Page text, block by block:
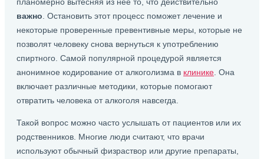
важно . Остановить этот процесс поможет лечение и
некоторые проверенные превентивные меры, которые не
позволят человеку снова вернуться к употреблению
спиртного. Самой популярной процедурой является
анонимное кодирование от алкоголизма в клинике . Она
включает различные методики, которые помогают
отвратить человека от алкоголя навсегда.
Такой вопрос можно часто услышать от пациентов или их
родственников. Многие люди считают, что врачи
используют обычный физраствор или другие препараты,